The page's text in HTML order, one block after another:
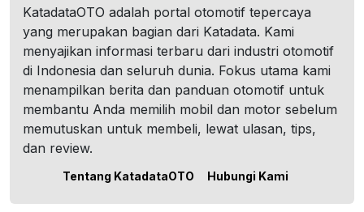
KatadataOTO adalah portal otomotif tepercaya
yang merupakan bagian dari Katadata. Kami
menyajikan informasi terbaru dari industri otomotif
di Indonesia dan seluruh dunia. Fokus utama kami
menampilkan berita dan panduan otomotif untuk
membantu Anda memilih mobil dan motor sebelum
memutuskan untuk membeli, lewat ulasan, tips,
dan review.
Tentang KatadataOTO Hubungi Kami